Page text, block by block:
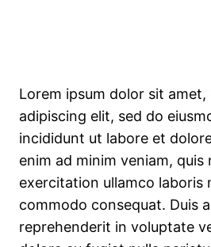
Lorem ipsum dolor sit
adipiscing elit, sed do
incididunt ut labore et
enim ad minim veniam, quis
exercitation ullamco laboris
commodo consequat. Duis
reprehenderit in voluptate